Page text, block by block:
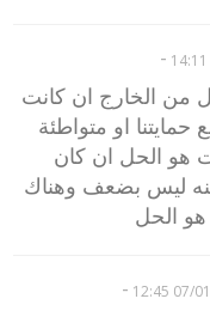
-
من الخارج ان كانت
حمايتنا او متواطئة
هو الحل ان كان
ليس بضعف وهناك
هو الحل
07/01/
-